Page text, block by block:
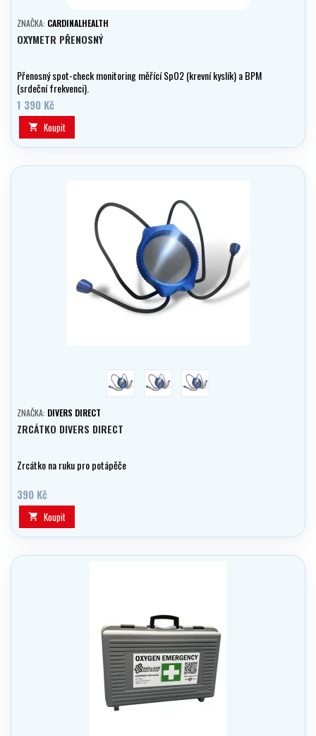
ZNAČKA: CARDINALHEALTH
OXYMETR PŘENOSNÝ
Přenosný spot-check monitoring měřící SpO2 (krevní kyslík) a BPM
(srdeční frekvenci).
1 390 Kč
 Koupit
žlutá růžová černá
ZNAČKA: DIVERS DIRECT
ZRCÁTKO DIVERS DIRECT
Zrcátko na ruku pro potápěče
390 Kč
 Koupit